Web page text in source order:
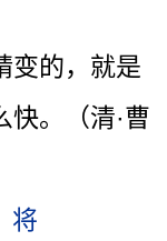
变的，就是
快。（清·曹
将